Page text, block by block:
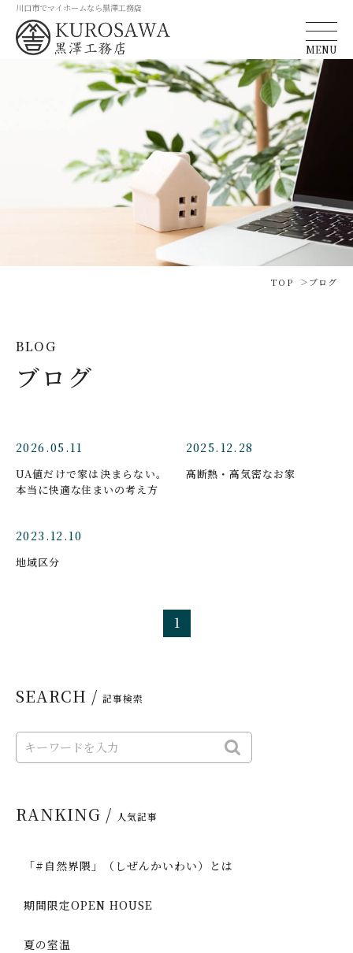
川口市でマイホームなら黒澤工務店
MENU
TOP ブログ
BLOG
ブログ
2026.05.11
UA値だけで家は決まらない。
本当に快適な住まいの考え方
2025.12.28
高断熱・高気密なお家
2023.12.10
地域区分
1
SEARCH / 記事検索
RANKING / 人気記事
「#自然界隈」（しぜんかいわい）とは
期間限定OPEN HOUSE
夏の室温